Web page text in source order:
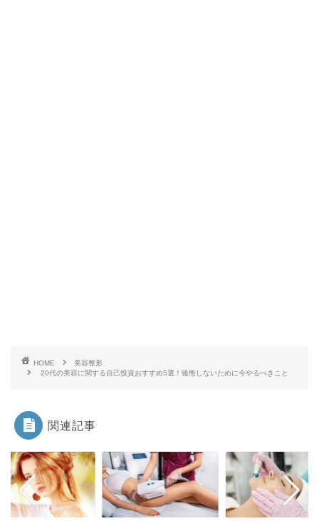
HOME
美容整形
20代の美容に関する自己投資おすすめ5選！後悔しないために今やるべきこと
関連記事